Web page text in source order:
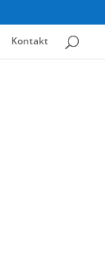
Kontakt